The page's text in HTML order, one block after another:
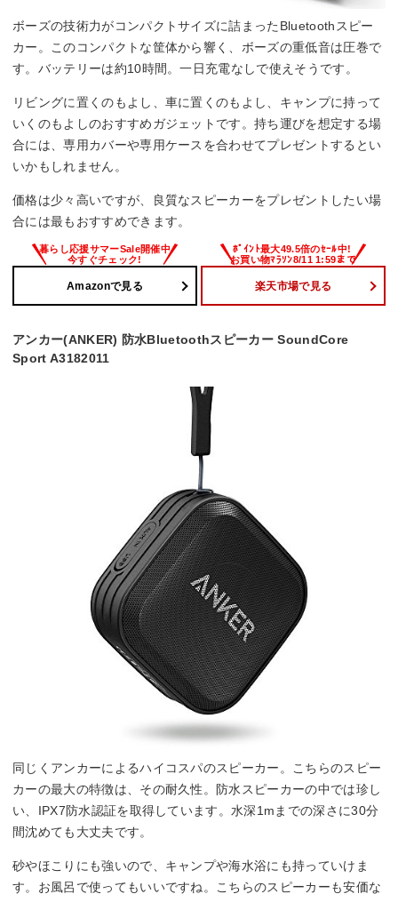
ボーズの技術力がコンパクトサイズに詰まったBluetoothスピー
カー。このコンパクトな筐体から響く、ボーズの重低音は圧巻で
す。バッテリーは約10時間。一日充電なしで使えそうです。
リビングに置くのもよし、車に置くのもよし、キャンプに持って
いくのもよしのおすすめガジェットです。持ち運びを想定する場
合には、専用カバーや専用ケースを合わせてプレゼントするとい
いかもしれません。
価格は少々高いですが、良質なスピーカーをプレゼントしたい場
合には最もおすすめできます。
Amazonで見る 楽天市場で見る
アンカー(ANKER) 防水Bluetoothスピーカー SoundCore
Sport A3182011
同じくアンカーによるハイコスパのスピーカー。こちらのスピー
カーの最大の特徴は、その耐久性。防水スピーカーの中では珍し
い、IPX7防水認証を取得しています。水深1mまでの深さに30分
間沈めても大丈夫です。
砂やほこりにも強いので、キャンプや海水浴にも持っていけま
す。お風呂で使ってもいいですね。こちらのスピーカーも安価な